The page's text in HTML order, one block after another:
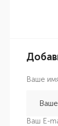
Ваше
Ваш E-